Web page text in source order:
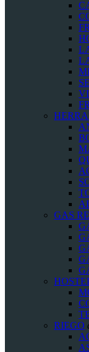
GAS
RIEGO